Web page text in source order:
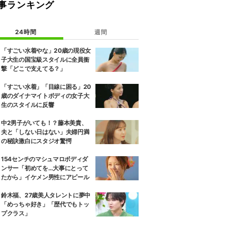
ランキング
24時間 週間
「すごい水着やな」20歳の現役女
子大生の国宝級スタイルに全員衝
撃「どこで支えてる？」
「すごい水着」「目線に困る」20
歳のダイナマイトボディの女子大
生のスタイルに反響
中2男子がいても！？藤本美貴、
夫と「しない日はない」夫婦円満
の秘訣激白にスタジオ驚愕
154センチのマシュマロボディダ
ンサー「初めてを…大事にとって
たから」イケメン男性にアピール
鈴木福、27歳美人タレントに夢中
「めっちゃ好き」「歴代でもトッ
プクラス」